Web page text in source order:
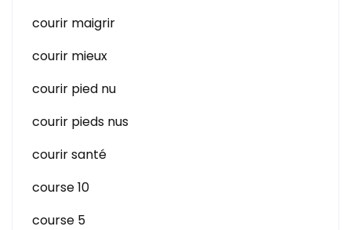
courir maigrir
courir mieux
courir pied nu
courir pieds nus
courir santé
course 10
course 5